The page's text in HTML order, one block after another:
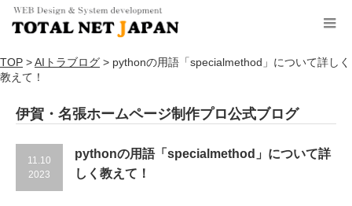
TOP >AIトラブログ > pythonの用語「specialmethod」について詳しく
教えて！
伊賀・名張ホームページ制作プロ公式ブログ
11.10
2023
pythonの用語「specialmethod」について詳
しく教えて！